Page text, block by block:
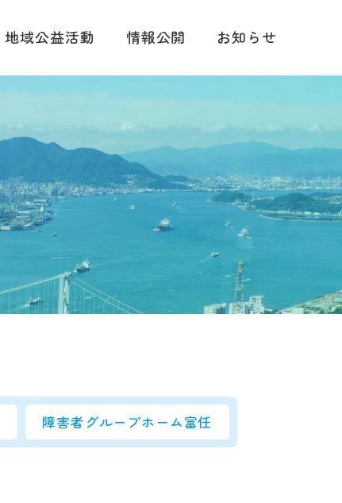
地域公益活動 情報公開 お知らせ
障害者グループホーム富任